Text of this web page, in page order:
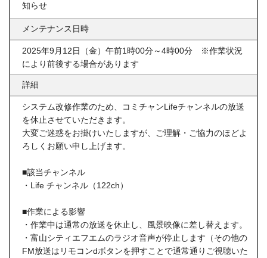
知らせ
メンテナンス日時
2025年9月12日（金）午前1時00分～4時00分 ※作業状況
により前後する場合があります
詳細
システム改修作業のため、コミチャンLifeチャンネルの放送
を休止させていただきます。
大変ご迷惑をお掛けいたしますが、ご理解・ご協力のほどよ
ろしくお願い申し上げます。
■該当チャンネル
・Life チャンネル（122ch）
■作業による影響
・作業中は通常の放送を休止し、風景映像に差し替えます。
・富山シティエフエムのラジオ音声が停止します（その他の
FM放送はリモコンdボタンを押すことで通常通りご視聴いた